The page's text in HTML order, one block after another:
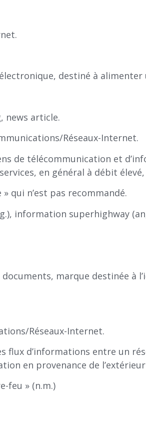
destiné à
news article.
Réseaux-Internet.
de télécommunication et
en général à débit
qui n’est pas recommandé.
information superhighway
marque destinée à
Réseaux-Internet.
d’informations entre un
en provenance de
feu » (n.m.)